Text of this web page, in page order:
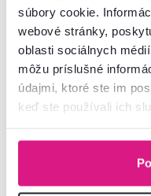
súbory cookie.
webové stránky,
oblasti sociálnych
môžu príslušné
údajmi, ktoré ste im
keď ste používali ich
Zadarmo
Akcia
Výpredaj